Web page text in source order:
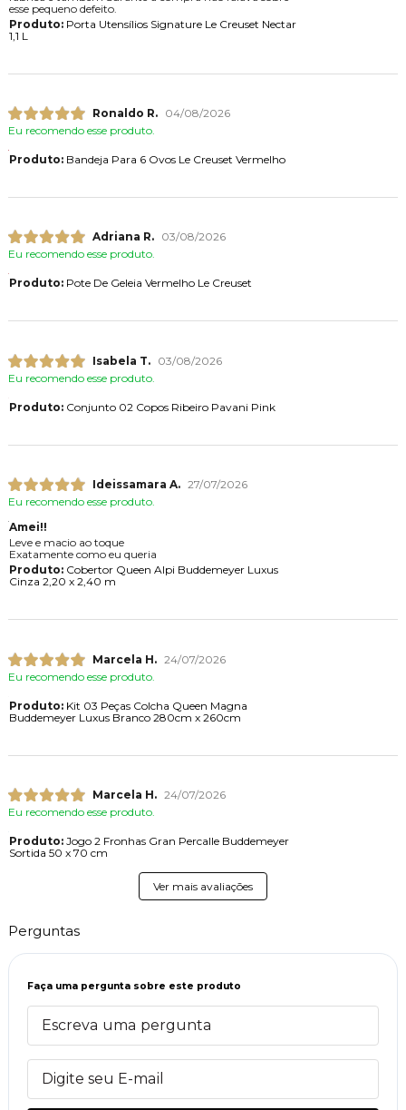
esse pequeno defeito.
Produto:Porta Utensílios Signature Le Creuset Nectar
1,1 L
Ronaldo R.
04/08/2026
Eu recomendo esse produto.
Produto:Bandeja Para 6 Ovos Le Creuset Vermelho
Adriana R.
03/08/2026
Eu recomendo esse produto.
Produto:Pote De Geleia Vermelho Le Creuset
Isabela T.
03/08/2026
Eu recomendo esse produto.
Produto:Conjunto 02 Copos Ribeiro Pavani Pink
Ideissamara A. 27/07/2026
Eu recomendo esse produto.
Amei!!
Leve e macio ao toque
Exatamente como eu queria
Produto:Cobertor Queen Alpi Buddemeyer Luxus
Cinza 2,20 x 2,40 m
Marcela H. 24/07/2026
Eu recomendo esse produto.
Produto:Kit 03 Peças Colcha Queen Magna
Buddemeyer Luxus Branco 280cm x 260cm
Marcela H. 24/07/2026
Eu recomendo esse produto.
Produto:Jogo 2 Fronhas Gran Percalle Buddemeyer
Sortida 50 x 70 cm
Ver mais avaliações
Perguntas
Faça uma pergunta sobre este produto